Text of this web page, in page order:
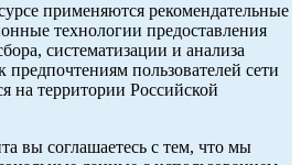
применяются рекомендательные
технологии предоставления
систематизации и анализа
предпочтениям пользователей сети
на территории Российской
вы соглашаетесь с тем, что мы